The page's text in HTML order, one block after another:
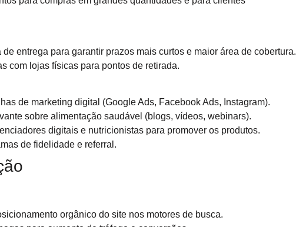
de entrega para garantir prazos mais curtos e maior área de cobertura.
com lojas físicas para pontos de retirada.
de marketing digital (Google Ads, Facebook Ads, Instagram).
sobre alimentação saudável (blogs, vídeos, webinars).
digitais e nutricionistas para promover os produtos.
de fidelidade e referral.
orgânico do site nos motores de busca.